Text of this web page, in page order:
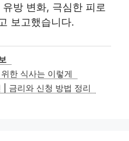
방 변화, 극심한 피로
보고했습니다.
한 식사는 이렇게
금리와 신청 방법 정리